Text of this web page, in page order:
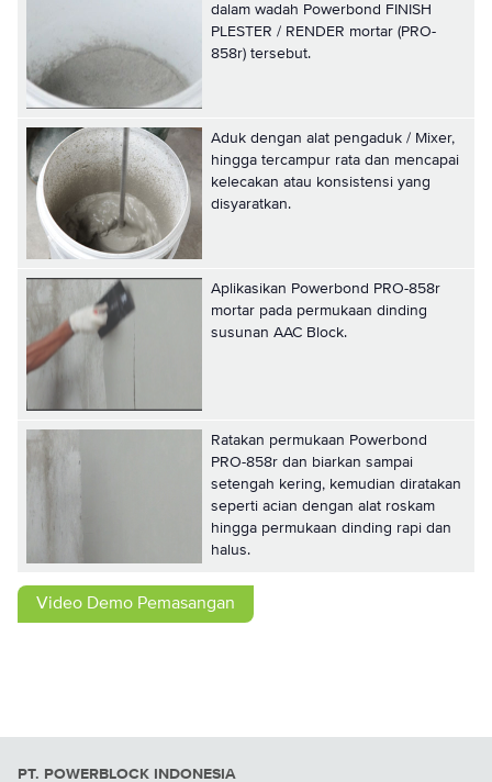
dalam wadah Powerbond FINISH
PLESTER / RENDER mortar (PRO-
858r) tersebut.
Aduk dengan alat pengaduk / Mixer,
hingga tercampur rata dan mencapai
kelecakan atau konsistensi yang
disyaratkan.
Aplikasikan Powerbond PRO-858r
mortar pada permukaan dinding
susunan AAC Block.
Ratakan permukaan Powerbond
PRO-858r dan biarkan sampai
setengah kering, kemudian diratakan
seperti acian dengan alat roskam
hingga permukaan dinding rapi dan
halus.
Video Demo Pemasangan
PT. POWERBLOCK INDONESIA